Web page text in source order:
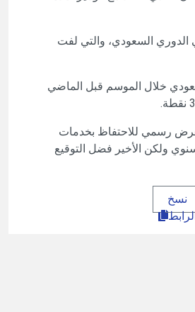
الدوري السعودي، والتي لفت
خلال الموسم قبل الماضي
رسمي للاحتفاظ بخدمات
أمريكي كراتب سنوي ولكن الأخير فضل التوقيع
نسخ